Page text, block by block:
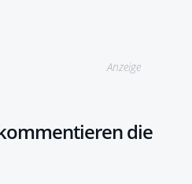
Anzeige
die